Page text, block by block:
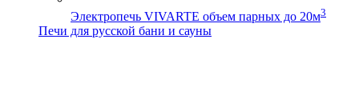
Электропечь VIVARTE объем парных до 20м3
Печи для русской бани и сауны